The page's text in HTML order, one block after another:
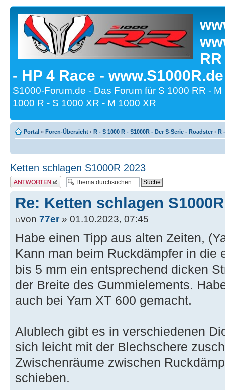
- HP 4 Race -
S1000-Forum.de - Das Forum für S 1000 RR -
1000 R - S 1000 XR - M 1000 XR
Portal » Foren-Übersicht ‹ R - S 1000 R - S1000R - Der S-Serie - Roadster ‹ R
Ketten schlagen S1000R 2023
Antwort erstellen
Re: Ketten schlagen
von 77er» 01.10.2023, 07:45
Habe einen Tipp aus alten Zeiten,
Kann man beim Ruckdämpfer in die
bis 5 mm ein entsprechend dicken
der Breite des Gummielements.
auch bei Yam XT 600 gemacht.
Alublech gibt es in verschiedenen
sich leicht mit der Blechschere
Zwischenräume zwischen
schieben.